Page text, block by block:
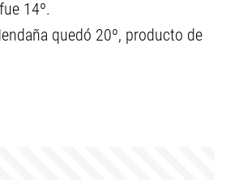
14º.
quedó 20º, producto de